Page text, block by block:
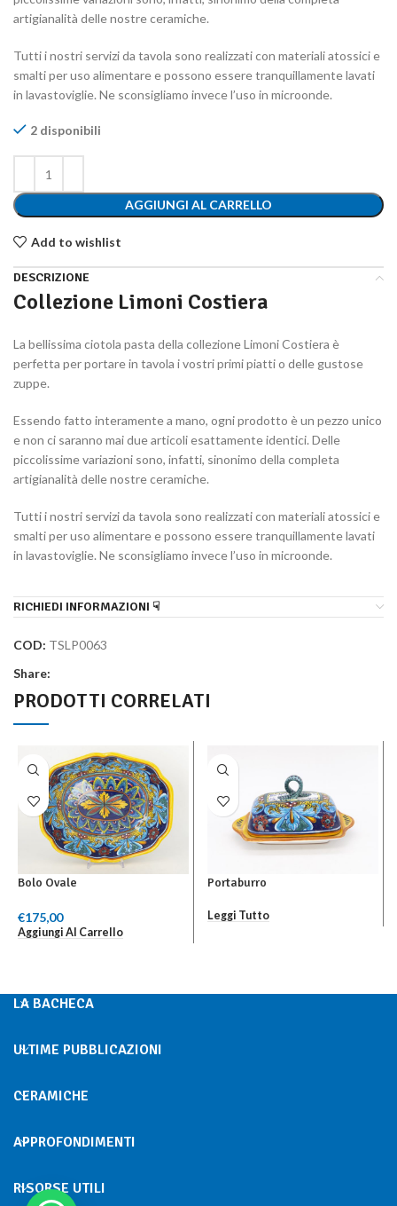
artigianalità delle nostre ceramiche.
Tutti i nostri servizi da tavola sono realizzati con materiali atossici e
smalti per uso alimentare e possono essere tranquillamente lavati
in lavastoviglie. Ne sconsigliamo invece l’uso in microonde.
2 disponibili
AGGIUNGI AL CARRELLO
Add to wishlist
DESCRIZIONE
Collezione Limoni Costiera
La bellissima ciotola pasta della collezione Limoni Costiera è
perfetta per portare in tavola i vostri primi piatti o delle gustose
zuppe.
Essendo fatto interamente a mano, ogni prodotto è un pezzo unico
e non ci saranno mai due articoli esattamente identici. Delle
piccolissime variazioni sono, infatti, sinonimo della completa
artigianalità delle nostre ceramiche.
Tutti i nostri servizi da tavola sono realizzati con materiali atossici e
smalti per uso alimentare e possono essere tranquillamente lavati
in lavastoviglie. Ne sconsigliamo invece l’uso in microonde.
RICHIEDI INFORMAZIONI ☟
COD: TSLP0063
Share:
PRODOTTI CORRELATI
Bolo Ovale
€175,00
Aggiungi Al Carrello
Portaburro
Leggi Tutto
LA BACHECA
ULTIME PUBBLICAZIONI
CERAMICHE
APPROFONDIMENTI
RISORSE UTILI